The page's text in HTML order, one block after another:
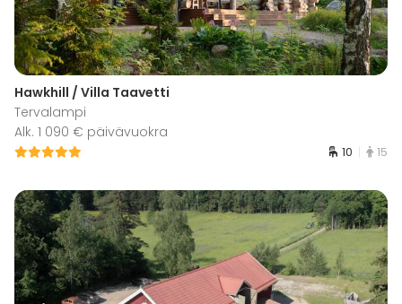
Hawkhill / Villa Taavetti
Tervalampi
Alk. 1 090 € päivävuokra
10 15